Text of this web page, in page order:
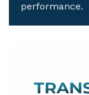
performance.